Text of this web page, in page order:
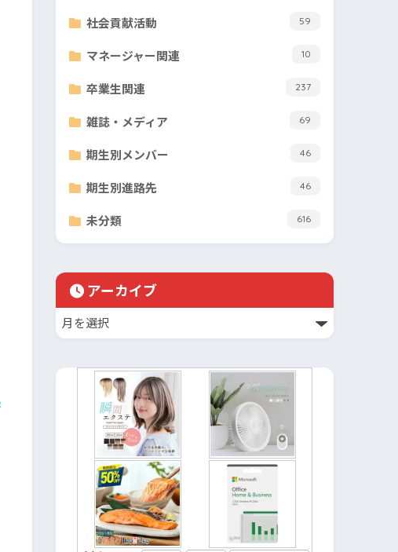
社会貢献活動 59
マネージャー関連 10
卒業生関連 237
雑誌・メディア 69
期生別メンバー 46
期生別進路先 46
未分類 616
アーカイブ